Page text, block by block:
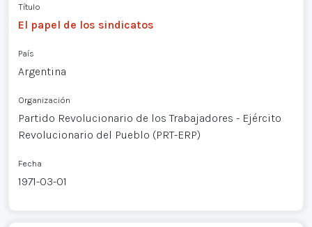
Título
El papel de los sindicatos
País
Argentina
Organización
Partido Revolucionario de los Trabajadores - Ejército
Revolucionario del Pueblo (PRT-ERP)
Fecha
1971-03-01